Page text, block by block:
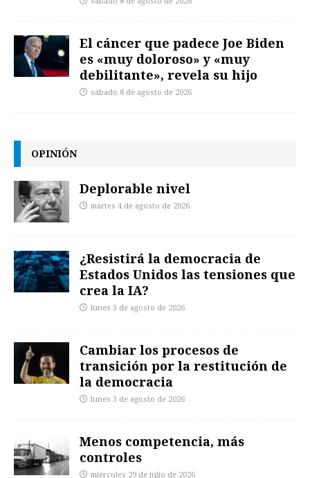
El cáncer que padece Joe Biden
es «muy doloroso» y «muy
debilitante», revela su hijo
sábado 8 de agosto de 2026
OPINIÓN
Deplorable nivel
martes 4 de agosto de 2026
¿Resistirá la democracia de
Estados Unidos las tensiones que
crea la IA?
lunes 3 de agosto de 2026
Cambiar los procesos de
transición por la restitución de
la democracia
lunes 3 de agosto de 2026
Menos competencia, más
controles
miércoles 29 de julio de 2026